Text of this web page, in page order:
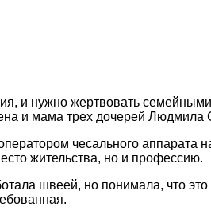
и нужно жертвовать
и мама трех дочерей Людмила
чесального аппарата
жительства, но и профессию.
швеей, но понимала, что